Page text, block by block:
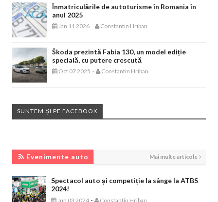
Înmatriculările de autoturisme în Romania în
anul 2025
Jan 11 2026 - Constantin Hriban
Škoda prezintă Fabia 130, un model ediție
specială, cu putere crescută
Oct 07 2025 - Constantin Hriban
SUNTEM ȘI PE FACEBOOK
Evenimente auto Mai multe articole
Spectacol auto și competiție la sânge la ATBS
2024!
Jun 03 2024 - Constantin Hriban